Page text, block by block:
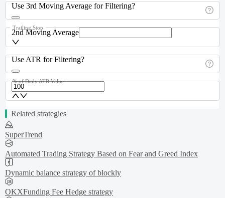
Use 3rd Moving Average for Filtering?
2nd Moving Average
Trailing Stop
Use ATR for Filtering?
% of Daily ATR Value
Related strategies
SuperTrend
Automated Trading Strategy Based on Fear and Greed Index
Dynamic balance strategy of blockly
OKXFunding Fee Hedge strategy